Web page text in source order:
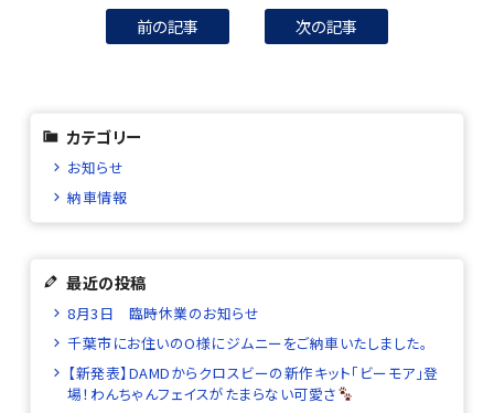
前の記事 次の記事
カテゴリー
お知らせ
納車情報
最近の投稿
8月3日 臨時休業のお知らせ
千葉市にお住いのO様にジムニーをご納車いたしました。
【新発表】DAMDからクロスビーの新作キット「ビーモア」登
場！わんちゃんフェイスがたまらない可愛さ